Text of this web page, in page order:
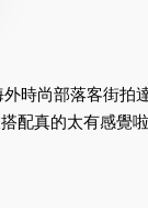
時尚部落客街
配真的太有感覺